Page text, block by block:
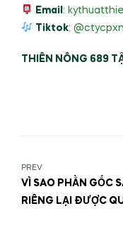
Email :
Tiktok:
THIÊN NÔNG 689
PREV
VÌ SAO PHẦN GỐC
RIÊNG LẠI ĐƯỢC